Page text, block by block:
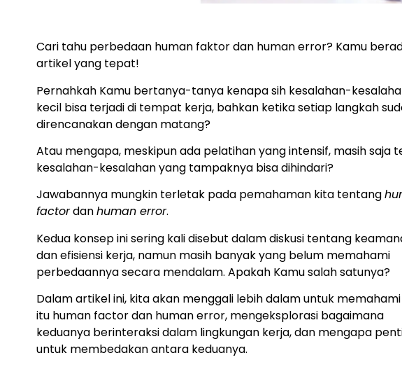
Cari tahu perbedaan human faktor dan human error? Kamu
artikel yang tepat!
Pernahkah Kamu bertanya-tanya kenapa sih kesalahan-
kecil bisa terjadi di tempat kerja, bahkan ketika setiap langkah
direncanakan dengan matang?
Atau mengapa, meskipun ada pelatihan yang intensif, masih saja
kesalahan-kesalahan yang tampaknya bisa dihindari?
Jawabannya mungkin terletak pada pemahaman kita tentang
factordanhuman error.
Kedua konsep ini sering kali disebut dalam diskusi tentang
dan efisiensi kerja, namun masih banyak yang belum memahami
perbedaannya secara mendalam. Apakah Kamu salah satunya?
Dalam artikel ini, kita akan menggali lebih dalam untuk
itu human factor dan human error, mengeksplorasi bagaimana
keduanya berinteraksi dalam lingkungan kerja, dan mengapa
untuk membedakan antara keduanya.